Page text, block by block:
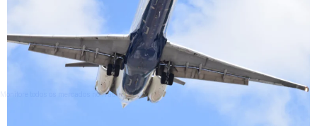
Monitore todos os mercados no TradingView